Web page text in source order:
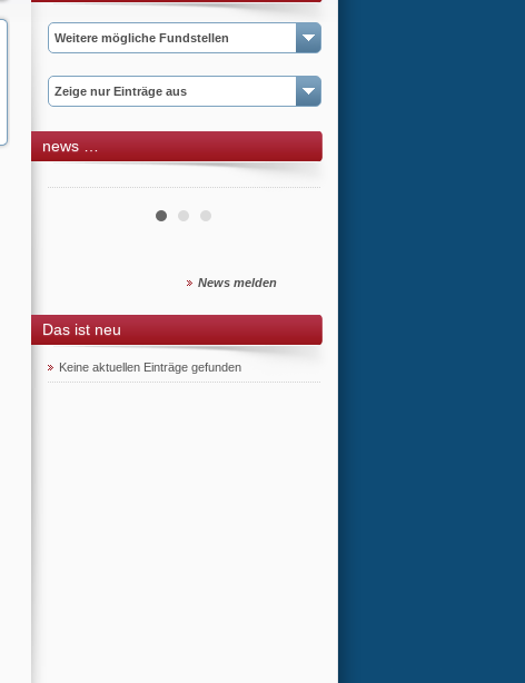
Weitere mögliche Fundstellen
Zeige nur Einträge aus
news …
News melden
Das ist neu
Keine aktuellen Einträge gefunden